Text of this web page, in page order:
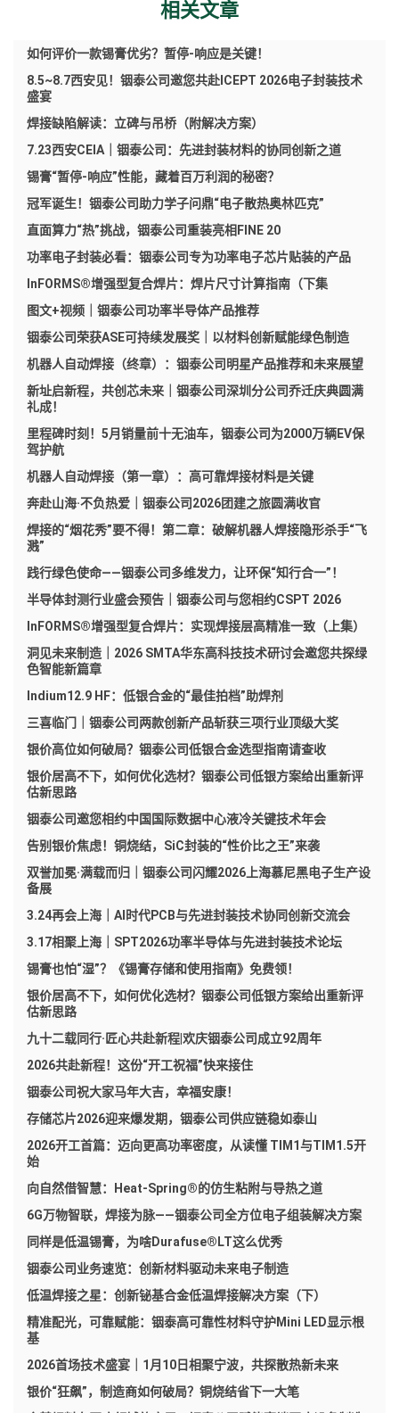
相关文章
如何评价一款锡膏优劣？暂停-响应是关键！
8.5~8.7西安见！铟泰公司邀您共赴ICEPT 2026电子封装技术
盛宴
焊接缺陷解读：立碑与吊桥（附解决方案）
7.23西安CEIA｜铟泰公司：先进封装材料的协同创新之道
锡膏“暂停-响应”性能，藏着百万利润的秘密？
冠军诞生！铟泰公司助力学子问鼎“电子散热奥林匹克”
直面算力“热”挑战，铟泰公司重装亮相FINE 20
功率电子封装必看：铟泰公司专为功率电子芯片贴装的产品
InFORMS®增强型复合焊片：焊片尺寸计算指南（下集
图文+视频｜铟泰公司功率半导体产品推荐
铟泰公司荣获ASE可持续发展奖｜以材料创新赋能绿色制造
机器人自动焊接（终章）：铟泰公司明星产品推荐和未来展望
新址启新程，共创芯未来｜铟泰公司深圳分公司乔迁庆典圆满
礼成！
里程碑时刻！5月销量前十无油车，铟泰公司为2000万辆EV保
驾护航
机器人自动焊接（第一章）：高可靠焊接材料是关键
奔赴山海·不负热爱｜铟泰公司2026团建之旅圆满收官
焊接的“烟花秀”要不得！第二章：破解机器人焊接隐形杀手“飞
溅”
践行绿色使命——铟泰公司多维发力，让环保“知行合一”！
半导体封测行业盛会预告｜铟泰公司与您相约CSPT 2026
InFORMS®增强型复合焊片：实现焊接层高精准一致（上集）
洞见未来制造｜2026 SMTA华东高科技技术研讨会邀您共探绿
色智能新篇章
Indium12.9 HF：低银合金的“最佳拍档”助焊剂
三喜临门｜铟泰公司两款创新产品斩获三项行业顶级大奖
银价高位如何破局？铟泰公司低银合金选型指南请查收
银价居高不下，如何优化选材？铟泰公司低银方案给出重新评
估新思路
铟泰公司邀您相约中国国际数据中心液冷关键技术年会
告别银价焦虑！铜烧结，SiC封装的“性价比之王”来袭
双誉加冕·满载而归｜铟泰公司闪耀2026上海慕尼黑电子生产设
备展
3.24再会上海｜AI时代PCB与先进封装技术协同创新交流会
3.17相聚上海｜SPT2026功率半导体与先进封装技术论坛
锡膏也怕“湿”？《锡膏存储和使用指南》免费领！
银价居高不下，如何优化选材？铟泰公司低银方案给出重新评
估新思路
九十二载同行·匠心共赴新程|欢庆铟泰公司成立92周年
2026共赴新程！这份“开工祝福”快来接住
铟泰公司祝大家马年大吉，幸福安康！
存储芯片2026迎来爆发期，铟泰公司供应链稳如泰山
2026开工首篇：迈向更高功率密度，从读懂 TIM1与TIM1.5开
始
向自然借智慧：Heat-Spring®的仿生粘附与导热之道
6G万物智联，焊接为脉——铟泰公司全方位电子组装解决方案
同样是低温锡膏，为啥Durafuse®LT这么优秀
铟泰公司业务速览：创新材料驱动未来电子制造
低温焊接之星：创新铋基合金低温焊接解决方案（下）
精准配光，可靠赋能：铟泰高可靠性材料守护Mini LED显示根
基
2026首场技术盛宴｜1月10日相聚宁波，共探散热新未来
银价“狂飙”，制造商如何破局？铜烧结省下一大笔